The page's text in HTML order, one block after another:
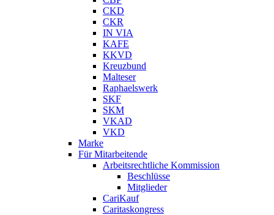
CKD
CKR
IN VIA
KAFE
KKVD
Kreuzbund
Malteser
Raphaelswerk
SKF
SKM
VKAD
VKD
Marke
Für Mitarbeitende
Arbeitsrechtliche Kommission
Beschlüsse
Mitglieder
CariKauf
Caritaskongress